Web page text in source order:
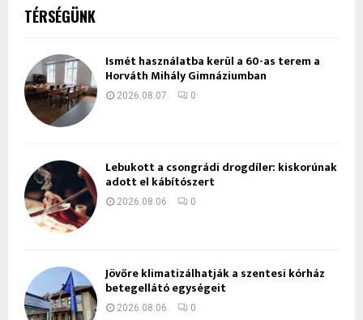
TÉRSÉGÜNK
Ismét használatba kerül a 60-as terem a
Horváth Mihály Gimnáziumban
2026.08.07. 0
Lebukott a csongrádi drogdíler: kiskorúnak
adott el kábítószert
2026.08.06. 0
Jövőre klimatizálhatják a szentesi kórház
betegellátó egységeit
2026.08.06. 0